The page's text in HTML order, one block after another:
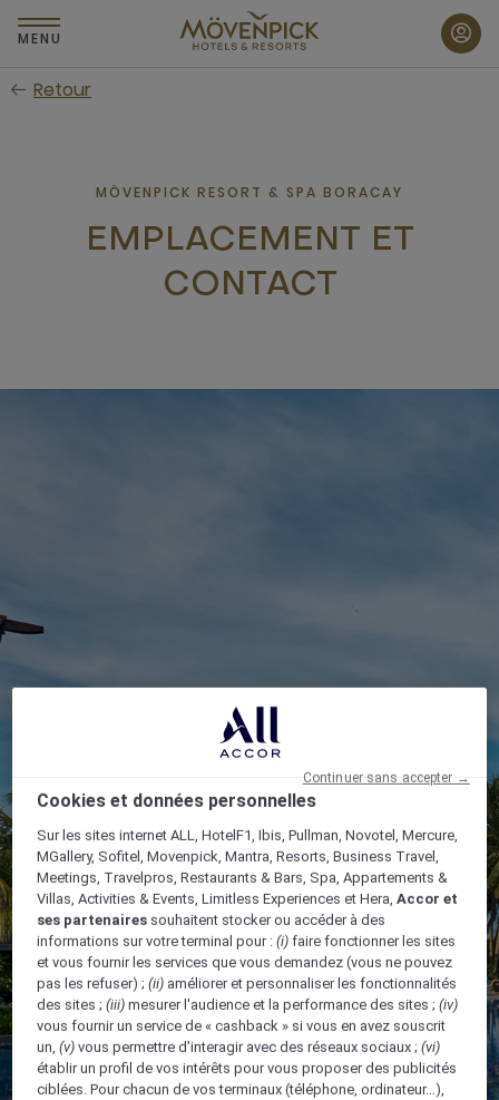
Passer
au
principal
MENU
Retour
MÖVENPICK RESORT & SPA BORACAY
EMPLACEMENT ET
CONTACT
Cookies et données personnelles
Sur les sites internet ALL, HotelF1, Ibis, Pullman, Novotel, Mercure,
MGallery, Sofitel, Movenpick, Mantra, Resorts, Business Travel,
Meetings, Travelpros, Restaurants & Bars, Spa, Appartements &
Villas, Activities & Events, Limitless Experiences et Hera,Accor et
ses partenaires souhaitent stocker ou accéder à des
informations sur votre terminal pour :(i) faire fonctionner les sites
et vous fournir les services que vous demandez (vous ne pouvez
pas les refuser) ;(ii) améliorer et personnaliser les fonctionnalités
des sites ;(iii) mesurer l'audience et la performance des sites ;(iv)
vous fournir un service de « cashback » si vous en avez souscrit
un,(v) vous permettre d'interagir avec des réseaux sociaux ;(vi)
établir un profil de vos intérêts pour vous proposer des publicités
ciblées. Pour chacun de vos terminaux (téléphone, ordinateur…),
Continuer sans accepter →